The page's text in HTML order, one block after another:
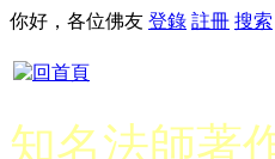
你好，各位佛友 登錄 註冊 搜索
知名法師著